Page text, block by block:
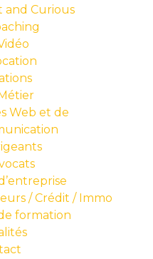
and Curious
Web et de
/ Crédit / Immo
formation